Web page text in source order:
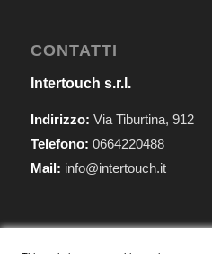
CONTATTI
Intertouch s.r.l.
Indirizzo: Via Tiburtina, 912
Telefono: 0664220488
Mail: info@intertouch.it